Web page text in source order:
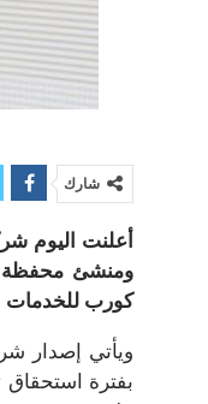
شارك
أعلنت اليوم
ومنشئ محفظة
كورب للخدمات المالية،